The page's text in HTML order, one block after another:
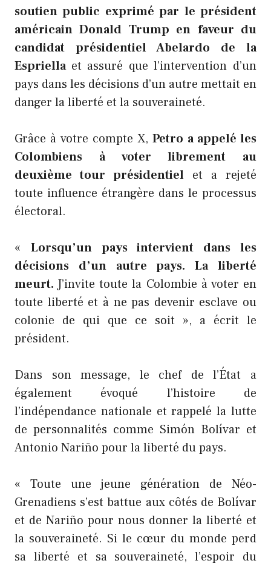
soutien public exprimé par le président
américain Donald Trump en faveur du
candidat présidentiel Abelardo de la
Espriella et assuré que l’intervention d’un
pays dans les décisions d’un autre mettait en
danger la liberté et la souveraineté.
Grâce à votre compte X,Petro a appelé les
Colombiens à voter librement au
deuxième tour présidentiel et a rejeté
toute influence étrangère dans le processus
électoral.
« Lorsqu’un pays intervient dans les
décisions d’un autre pays. La liberté
meurt. J’invite toute la Colombie à voter en
toute liberté et à ne pas devenir esclave ou
colonie de qui que ce soit », a écrit le
président.
Dans son message, le chef de l’État a
également évoqué l’histoire de
l’indépendance nationale et rappelé la lutte
de personnalités comme Simón Bolívar et
Antonio Nariño pour la liberté du pays.
« Toute une jeune génération de Néo-
Grenadiens s’est battue aux côtés de Bolívar
et de Nariño pour nous donner la liberté et
la souveraineté. Si le cœur du monde perd
sa liberté et sa souveraineté, l’espoir du